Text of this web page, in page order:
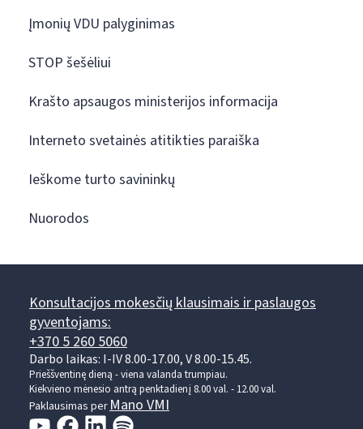
Įmonių VDU palyginimas
STOP šešėliui
Krašto apsaugos ministerijos informacija
Interneto svetainės atitikties paraiška
Ieškome turto savininkų
Nuorodos
Konsultacijos mokesčių klausimais ir paslaugos
gyventojams:
+370 5 260 5060
Darbo laikas: I-IV 8.00-17.00, V 8.00-15.45.
Prieššventinę dieną - viena valanda trumpiau.
Kiekvieno mėnesio antrą penktadienį 8.00 val. - 12.00 val.
Paklausimas per Mano VMI